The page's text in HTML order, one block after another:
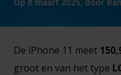
De iPhone 11 meet
groot en van het type